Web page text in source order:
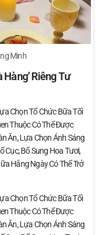
Minh
Hàng’ Riêng Tư
Chọn Tổ Chức Bữa Tối
Thuộc Có Thể Được
Ăn, Lựa Chọn Ánh Sáng
Cục, Bổ Sung Hoa Tươi,
Hằng Ngày Có Thể Trở
Chọn Tổ Chức Bữa Tối
Thuộc Có Thể Được
Ăn, Lựa Chọn Ánh Sáng